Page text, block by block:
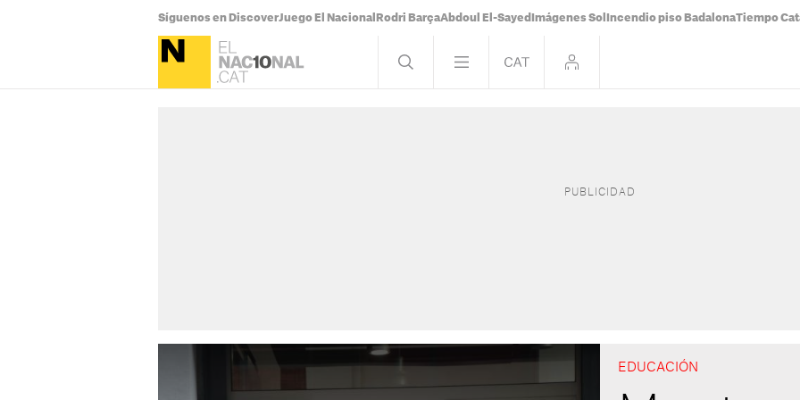
Síguenos en DiscoverJuego El Nacional Rodri BarçaAbdoul El-Sayed Imágenes Sol Incendio piso BadalonaTiempo
EDUCACIÓN